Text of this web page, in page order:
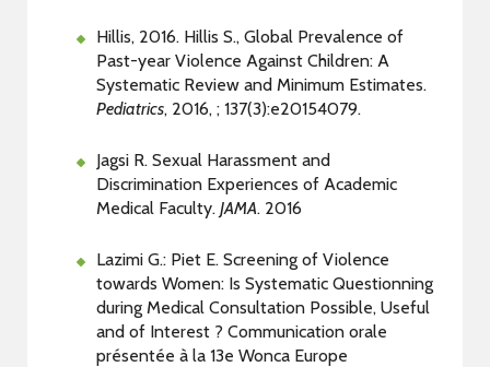
Hillis, 2016. Hillis S., Global Prevalence of
Past-year Violence Against Children: A
Systematic Review and Minimum Estimates.
Pediatrics, 2016, ; 137(3):e20154079.
Jagsi R. Sexual Harassment and
Discrimination Experiences of Academic
Medical Faculty. JAMA. 2016
Lazimi G.: Piet E. Screening of Violence
towards Women: Is Systematic Questionning
during Medical Consultation Possible, Useful
and of Interest ? Communication orale
présentée à la 13e Wonca Europe